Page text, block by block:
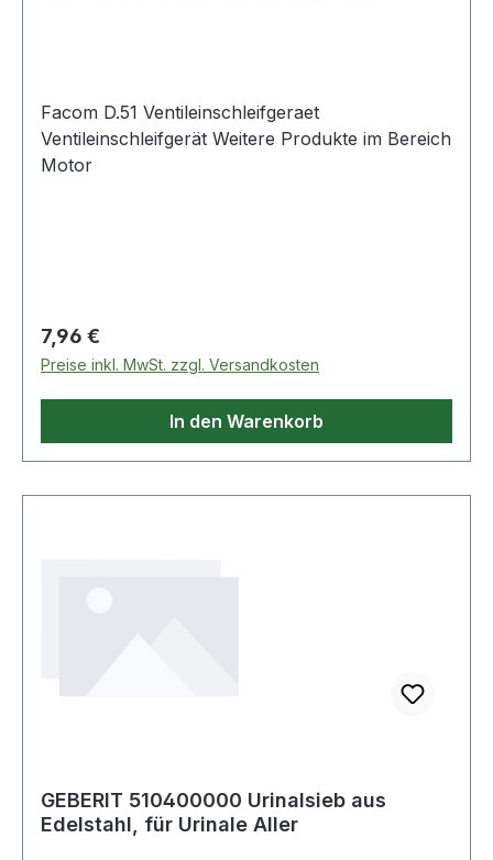
Facom D.51 Ventileinschleifgeraet
Ventileinschleifgerät Weitere Produkte im Bereich
Motor
Regulärer Preis:
7,96 €
Preise inkl. MwSt. zzgl. Versandkosten
In den Warenkorb
GEBERIT 510400000 Urinalsieb aus
Edelstahl, für Urinale Aller